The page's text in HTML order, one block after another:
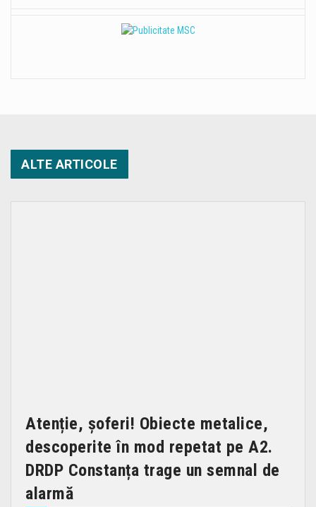
ALTE ARTICOLE
Atenție, șoferi! Obiecte metalice,
descoperite în mod repetat pe A2.
DRDP Constanța trage un semnal de
alarmă